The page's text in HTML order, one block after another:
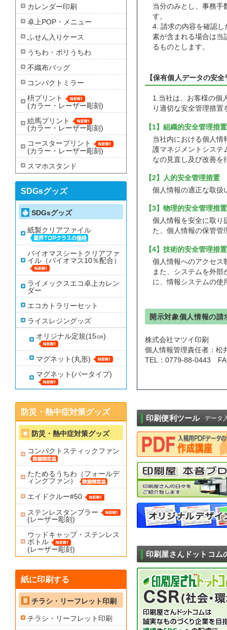
当分のみとし、事務手
す。
4. 請求の内容を確認
素が含まれる場合は当
るものとします。
【保有個人データの安
1.当社は、お客様の個
り適切な安全管理措置
【1】組織的安全管理措置
当社内における個人情
護マネジメントシステ
なの見直し及び改善を
【2】人的安全管理措置
個人情報の適正な取扱
【3】物理的安全管理措置
個人情報を安全に取り
た、個人情報の保管管
【4】技術的安全管理措置
個人情報へのアクセス
また、システムを外
に、情報システムの使
開示対象個人情報の
株式会社マツイ印刷
個人情報管理責任者：
TEL：0779-88-0443
印刷便利ツール データ
印刷屋さんドットコム
カレンダー印刷
卓上POP・メニュー
ふせん入りケース
うちわ・ポリうちわ
不織布バッグ
コンパクトミラー
枡プリント
(カラー・レーザー彫刻)
絵馬プリント
(カラー・レーザー彫刻)
コースタープリント
(カラー・レーザー彫刻)
スマホスタンド
SDGsグッズ
SDGsグッズ
紙製クリアファイル
バイオマスシートクリアファ
イル（バイオマス10％配合）
ライメックスエコ卓上カレン
ダー
エコカトラリーセット
ライスレジングッズ
オリジナル定規(15㎝)
マグネット(丸形)
マグネット(バータイプ)
防災・熱中症対策グッズ
防災・熱中症対策グッズ
コンパクトスティックファン
たためるうちわ（フォールデ
ィングファン）
エイドクルー#50
ステンレスタンブラー
(レーザー彫刻)
ウッドキャップ・ステンレス
ボトル
(レーザー彫刻)
紙に印刷する
チラシ・リーフレット印刷
チラシ・リーフレット印刷